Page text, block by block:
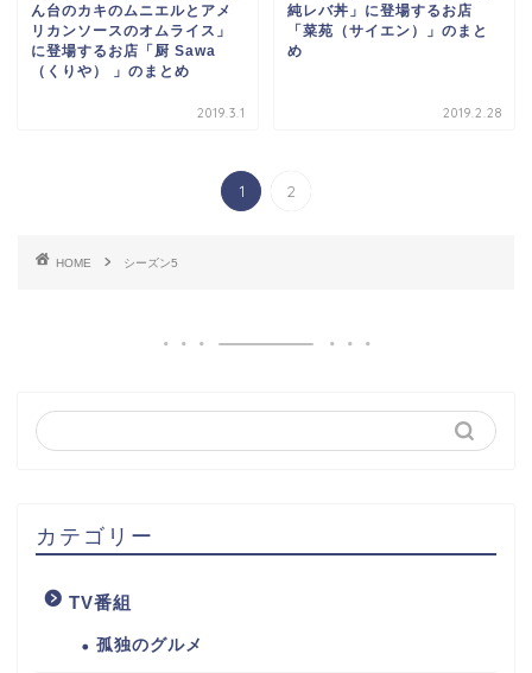
ん台のカキのムニエルとアメ
リカンソースのオムライス」
に登場するお店「厨 Sawa
（くりや） 」のまとめ
2019.3.1
純レバ丼」に登場するお店
「菜苑（サイエン）」のまと
め
2019.2.28
1 2
HOME シーズン5
カテゴリー
TV番組
孤独のグルメ